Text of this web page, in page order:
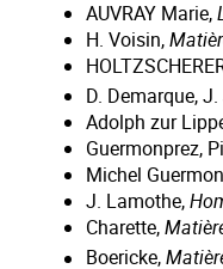
AUVRAY Marie,
H. Voisin,
D. Demarque,
Adolph zur
Guermonprez,
Michel
J. Lamothe,
Charette,
Boericke,